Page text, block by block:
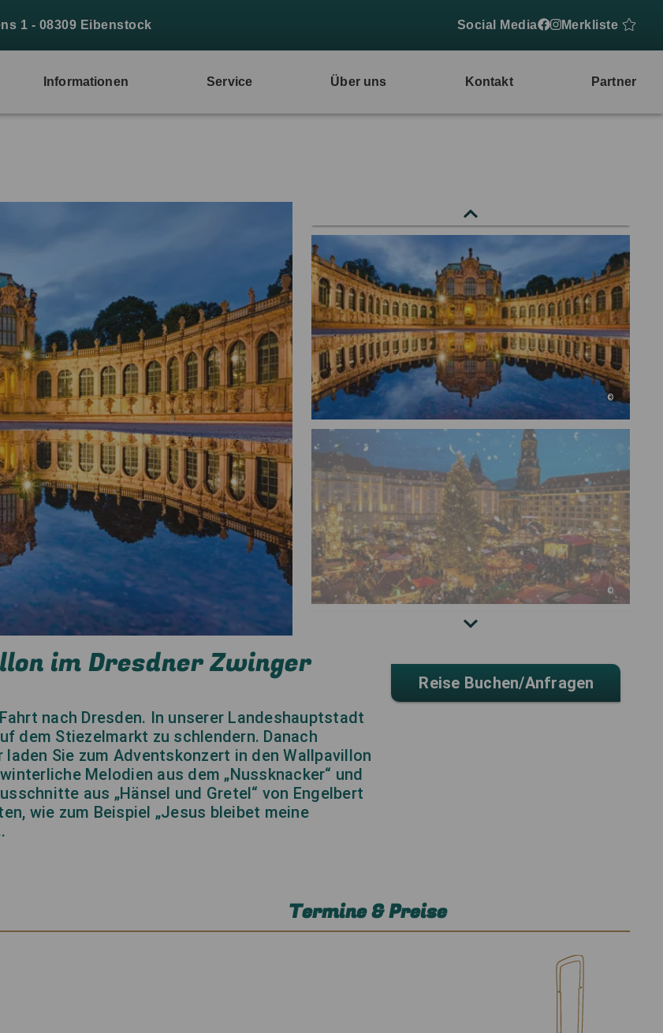
1 - 08309 Eibenstock Social Media Merkliste
Informationen Service Über uns Kontakt Partner
©
©
im Dresdner Zwinger
nach Dresden. In unserer Landeshauptstadt
dem Stiezelmarkt zu schlendern. Danach
Sie zum Adventskonzert in den Wallpavillon
Melodien aus dem „Nussknacker“ und
aus „Hänsel und Gretel“ von Engelbert
wie zum Beispiel „Jesus bleibet meine
Reise Buchen/anfragen
Termine & Preise